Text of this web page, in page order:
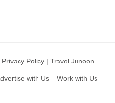
Privacy Policy | Travel Junoon
with Us – Work with Us